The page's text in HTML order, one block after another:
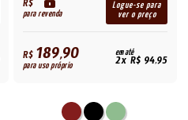
R$
para revenda
Logue-se para
ver o preço
R$189,90
para uso próprio
em até
2x R$ 94,95